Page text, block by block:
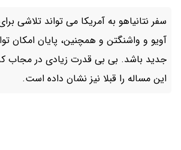
سفر نتانیاهو به آمریکا می تواند تلاشی
آویو و واشنگتن و همچنین، پایان امکان
جدید باشد. بی بی قدرت زیادی در مجاب
این مساله را قبلا نیز نشان داده است.